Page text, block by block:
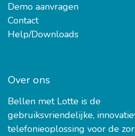
Demo aanvragen
Contact
Help/Downloads
Over ons
Bellen met Lotte is de
gebruiksvriendelijke,
telefonieoplossing voor de